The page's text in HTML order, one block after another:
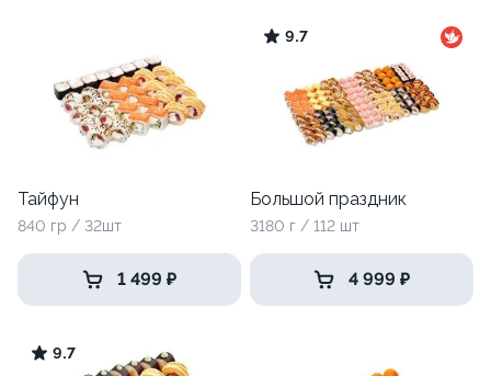
Тайфун
840 гр / 32шт
1 499 ₽
9.7
Большой праздник
3180 г / 112 шт
4 999 ₽
9.7